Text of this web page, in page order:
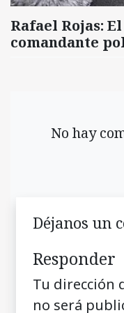
Rafael Rojas:
comandante
No hay
Déjanos un
Responder
Tu dirección
no será